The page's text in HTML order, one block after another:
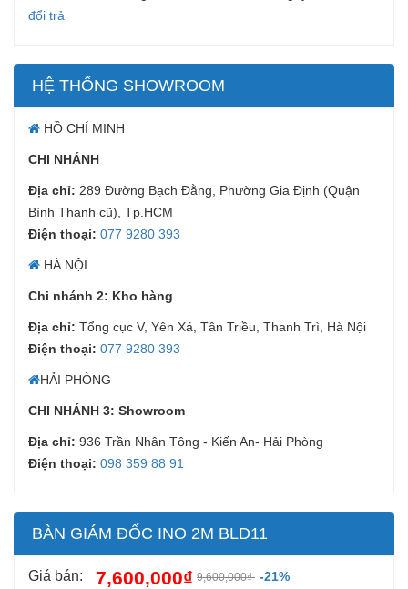
đổi trả
HỆ THỐNG SHOWROOM
HỒ CHÍ MINH
CHI NHÁNH
Địa chỉ: 289 Đường Bạch Đằng, Phường Gia Định (Quận
Bình Thạnh cũ), Tp.HCM
Điện thoại: 077 9280 393
HÀ NỘI
Chi nhánh 2: Kho hàng
Địa chỉ: Tổng cục V, Yên Xá, Tân Triều, Thanh Trì, Hà Nội
Điện thoại: 077 9280 393
HẢI PHÒNG
CHI NHÁNH 3: Showroom
Địa chỉ: 936 Trần Nhân Tông - Kiến An- Hải Phòng
Điện thoại: 098 359 88 91
BÀN GIÁM ĐỐC INO 2M BLD11
Giá bán: 7,600,000₫ 9,600,000₫ -21%